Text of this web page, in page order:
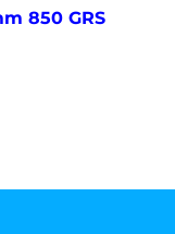
850 GRS